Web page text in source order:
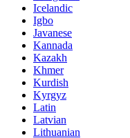
Icelandic
Igbo
Javanese
Kannada
Kazakh
Khmer
Kurdish
Kyrgyz
Latin
Latvian
Lithuanian